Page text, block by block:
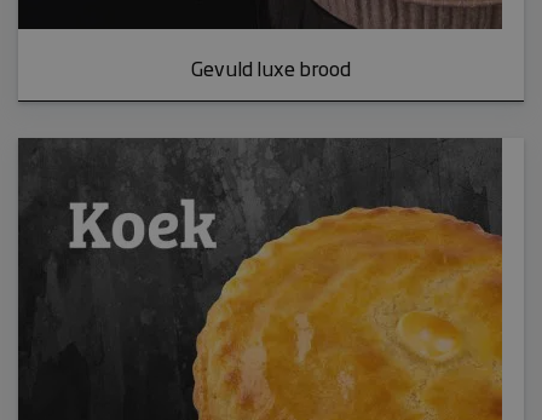
Gevuld luxe brood
sbjs_udata
woocommerce_items_in_cart